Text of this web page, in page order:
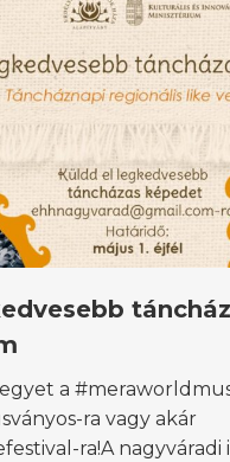
a
ra vagy akár
ra!A nagyváradi